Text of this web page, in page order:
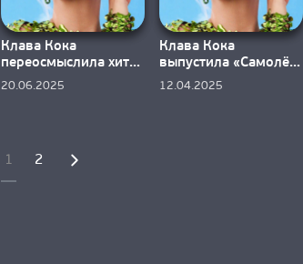
Клава Кока
переосмыслила хит
«Ещё люблю» группы
20.06.2025
Клава Кока
выпустила «Самолёт»
в преддверии Дня
12.04.2025
Пагинация
1 2